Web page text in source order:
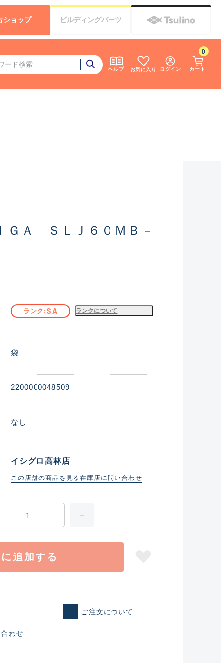
ヘルプ お気に入り ログイン カート
0
ショップ ビルディングパーツ
れた未使用
ものも含む
ＧＡ ＳＬＪ６０ＭＢ－
ランク SA ランクについて
袋
2200000048509
なし
イシグロ高林店
この店舗の商品を見る在庫店に問い合わせ
追加する
ご注文について
わせ